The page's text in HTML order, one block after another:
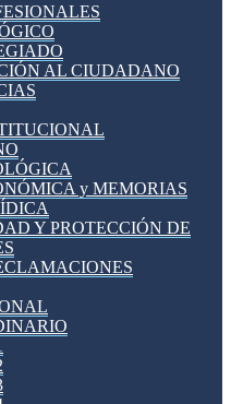
AL CIUDADANO
y MEMORIAS
Y PROTECCIÓN DE